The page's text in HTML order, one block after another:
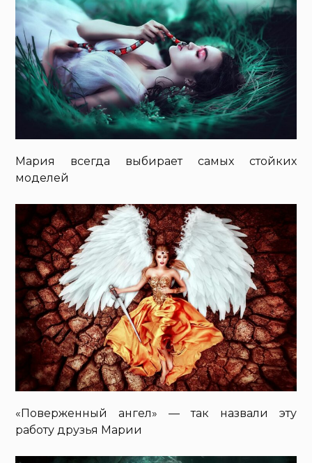
Мария всегда выбирает самых стойких
моделей
«Поверженный ангел» — так назвали эту
работу друзья Марии